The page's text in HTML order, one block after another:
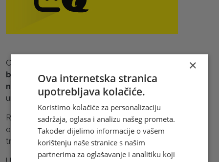
Obavještavamo korisnike naših usluga da je
u povodu
blagdana Tijelova, 4. lipnja 2026. godine (četvrtak),
neradni dan
za sve poštanske urede osim poštanskih
ureda koji se nalaze u trgovačkim centrima.
Radno vrijeme poštanskih ureda u trgovačkim centrima
organizirat će se u skladu s izmjenama radnog vremena
trgovačkog centra.
×
Ova internetska stranica
upotrebljava kolačiće.
Koristimo kolačiće za personalizaciju
sadržaja, oglasa i analizu našeg prometa.
Također dijelimo informacije o vašem
korištenju naše stranice s našim
partnerima za oglašavanje i analitiku koji